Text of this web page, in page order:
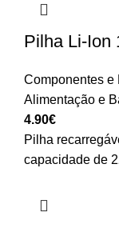
Pilha Li-Ion
Componentes e
Alimentação e
4.90€
Pilha
capacidade de